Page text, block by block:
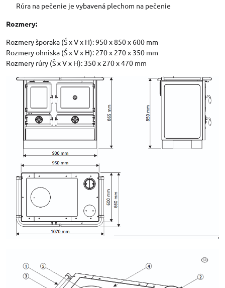
Rúra na pečenie je vybavená plechom na pečenie
Rozmery:
Rozmery šporaka (Š x V x H): 950 x 850 x 600 mm
Rozmery ohniska (Š x V x H): 270 x 270 x 350 mm
Rozmery rúry (Š x V x H): 350 x 270 x 470 mm